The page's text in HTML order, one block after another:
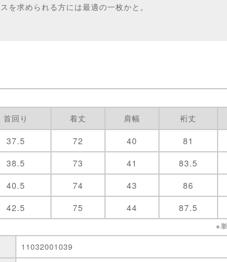
を求められる方には最適の一枚かと。
首回り 着丈 肩幅 裄丈
37.5 72 40 81
38.5 73 41 83.5
40.5 74 43 86
42.5 75 44 87.5
※
11032001039